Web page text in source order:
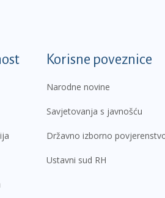
Korisne poveznice
Narodne novine
Savjetovanja s javnošću
Državno izborno
Ustavni sud RH